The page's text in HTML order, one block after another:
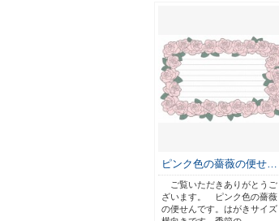
ピンク色の薔薇の便せ…
ご覧いただきありがとうご
ざいます。 ピンク色の薔薇
の便せんです。はがきサイズ